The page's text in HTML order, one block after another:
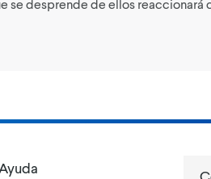
se desprende de ellos reaccionará
Ayuda